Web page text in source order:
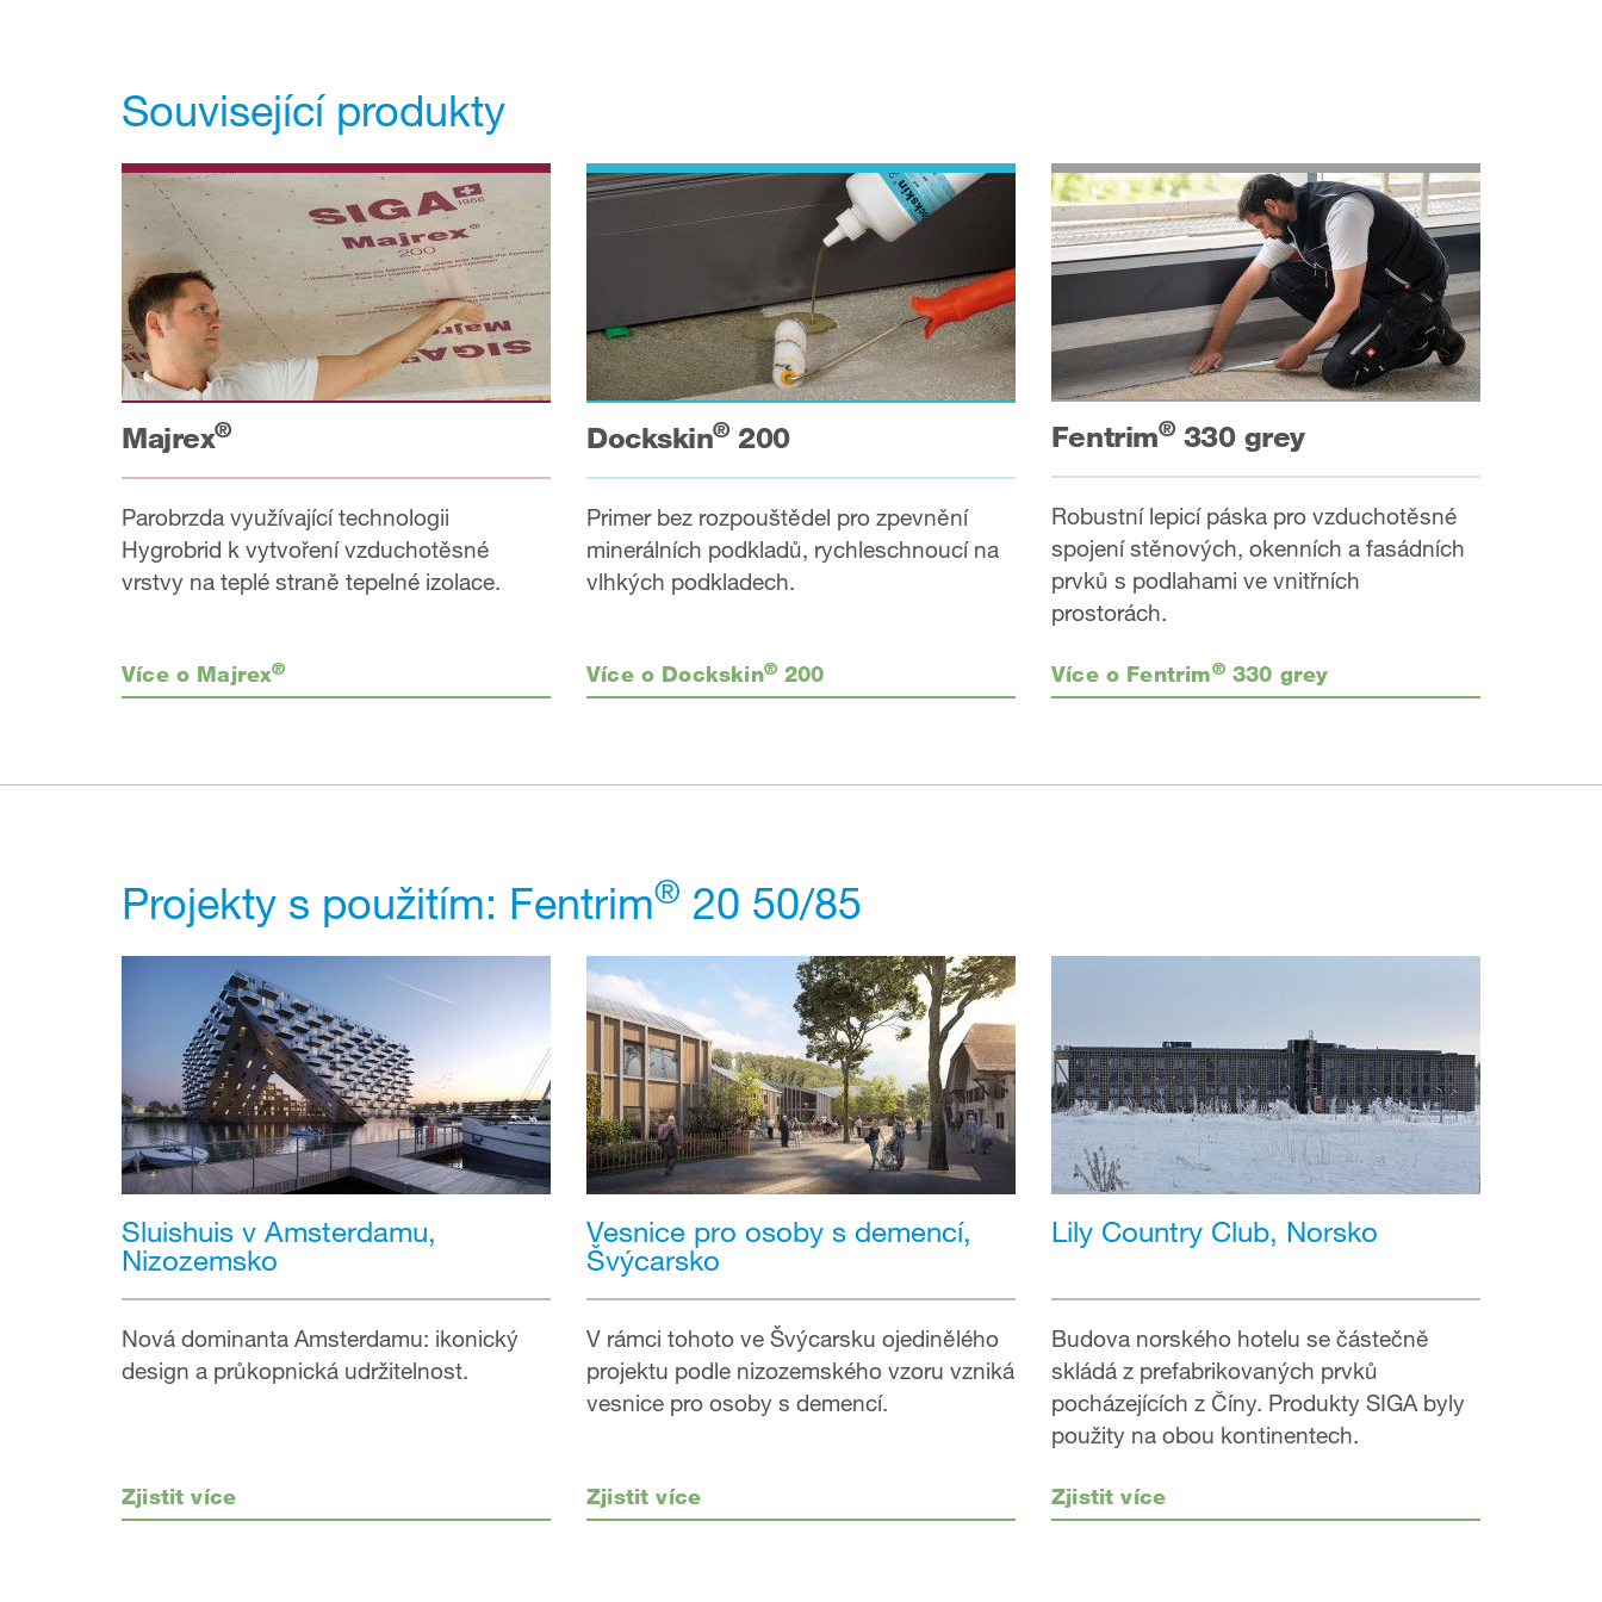
Související produkty
Majrex®
Parobrzda využívající technologii
Hygrobrid k vytvoření vzduchotěsné
vrstvy na teplé straně tepelné izolace.
Více o Majrex®
Dockskin®200
Primer bez rozpouštědel pro zpevnění
minerálních podkladů, rychleschnoucí na
vlhkých podkladech.
Více o Dockskin®200
Fentrim®330 grey
Robustní lepicí páska pro vzduchotěsné
spojení stěnových, okenních a fasádních
prvků s podlahami ve vnitřních
prostorách.
Více o Fentrim®330 grey
Projekty s použitím: Fentrim® 20 50/85
Sluishuis v Amsterdamu,
Nizozemsko
Nová dominanta Amsterdamu: ikonický
design a průkopnická udržitelnost.
Zjistit více
Vesnice pro osoby s demencí,
Švýcarsko
V rámci tohoto ve Švýcarsku ojedinělého
projektu podle nizozemského vzoru vzniká
vesnice pro osoby s demencí.
Zjistit více
Lily Country Club, Norsko
Budova norského hotelu se částečně
skládá z prefabrikovaných prvků
pocházejících z Číny. Produkty SIGA byly
použity na obou kontinentech.
Zjistit více